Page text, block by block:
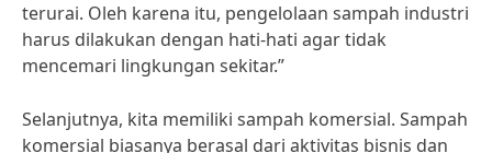
terurai. Oleh karena itu, pengelolaan sampah industri
harus dilakukan dengan hati-hati agar tidak
mencemari lingkungan sekitar.”
Selanjutnya, kita memiliki sampah komersial. Sampah
komersial biasanya berasal dari aktivitas bisnis dan